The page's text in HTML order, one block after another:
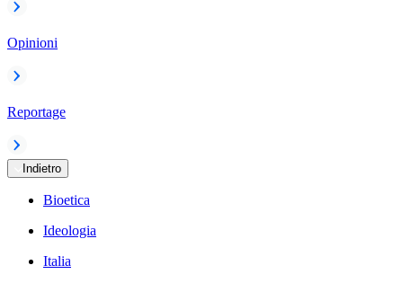
Opinioni
Reportage
Indietro
Bioetica
Ideologia
Italia